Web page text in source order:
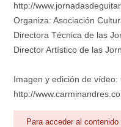
http://
Organiza: Asociación
Directora Técnica de las
Director Artístico de las
Imagen y edición de vídeo:
http://
Para acceder al